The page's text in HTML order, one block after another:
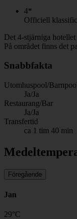
4*
Officiell
Det 4-stjärniga
På området finns det
Snabbfakta
Utomhuspool/
Ja/Ja
Restaurang/Bar
Ja/Ja
Transfertid
ca 1 tim 40 min
Föregående
Jan
29°C